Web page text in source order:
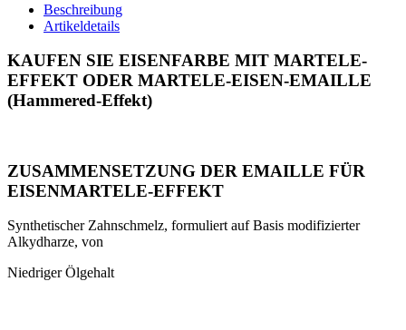
Beschreibung
Artikeldetails
KAUFEN SIE EISENFARBE MIT MARTELE-
EFFEKT ODER MARTELE-EISEN-EMAILLE
(Hammered-Effekt)
ZUSAMMENSETZUNG DER EMAILLE FÜR
EISENMARTELE-EFFEKT
Synthetischer Zahnschmelz, formuliert auf Basis modifizierter
Alkydharze, von
Niedriger Ölgehalt